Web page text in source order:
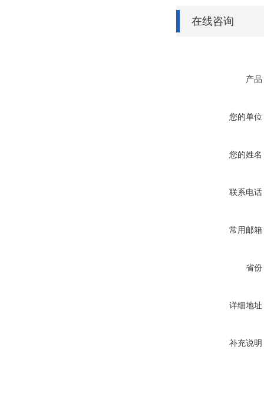
在线咨询
产品
您的单位
您的姓名
联系电话
常用邮箱
省份
详细地址
补充说明